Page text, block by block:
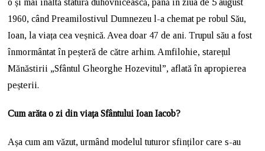
o și mai înaltă statură duhovnicească, până în ziua de 5 august
1960, când Preamilostivul Dumnezeu l-a chemat pe robul Său,
Ioan, la viața cea veșnică. Avea doar 47 de ani. Trupul său a fost
înmormântat în peșteră de către arhim. Amfilohie, starețul
Mănăstirii „Sfântul Gheorghe Hozevitul”, aflată în apropierea
peșterii.
Cum arăta o zi din viața Sfântului Ioan Iacob?
Așa cum am văzut, urmând modelul tuturor sfinților care s-au